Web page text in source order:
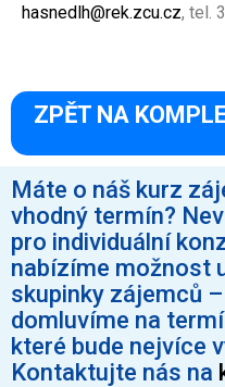
hasnedlh@rek.zcu.cz, tel.
ZPĚT NA
Máte o náš kurz
vhodný termín?
pro individuální
nabízíme možnost
skupinky zájemců
domluvíme na
které bude nejvíce
Kontaktujte nás na